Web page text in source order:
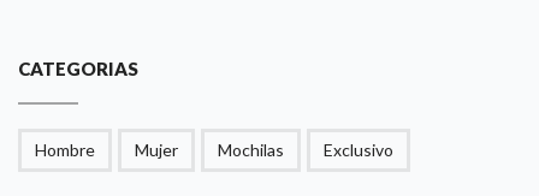
CATEGORIAS
Hombre Mujer Mochilas Exclusivo